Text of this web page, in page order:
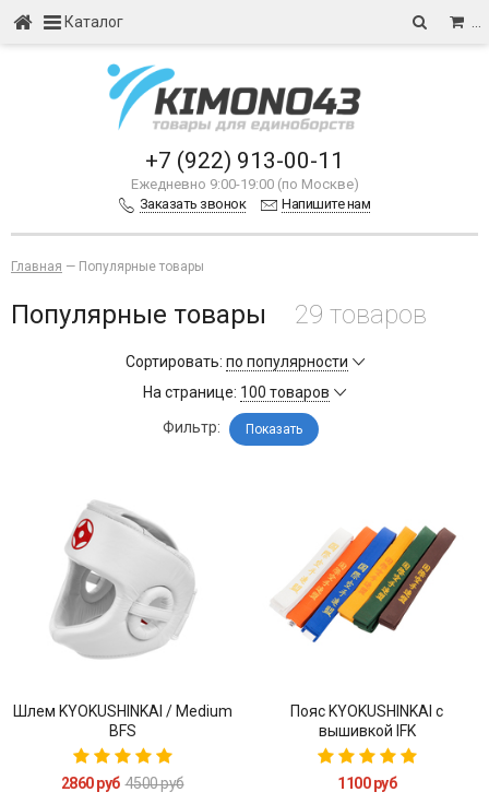
Каталог
+7 (922) 913-00-11
Ежедневно 9:00-19:00 (по Москве)
Заказать звонок
Напишите нам
Главная — Популярные товары
Популярные товары 29 товаров
Сортировать: по популярности
На странице: 100 товаров
Фильтр: Показать
Шлем KYOKUSHINKAI / Medium
BFS
2860 руб 4500 руб
Пояс KYOKUSHINKAI с
вышивкой IFK
1100 руб